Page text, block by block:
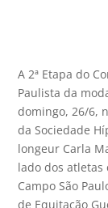
A 2ª Etapa do
Paulista da
domingo, 26/6,
da Sociedade
longeur Carla
lado dos atletas
Campo São
de Equitação